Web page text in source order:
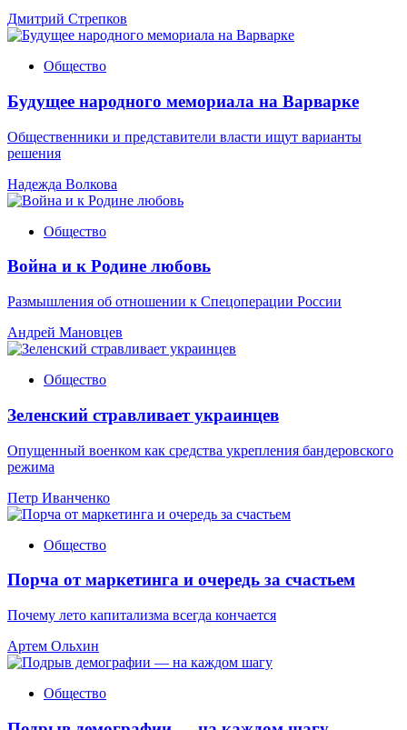
Дмитрий Стрепков
Общество
Будущее народного мемориала на Варварке
Общественники и представители власти ищут варианты
решения
Надежда Волкова
Общество
Война и к Родине любовь
Размышления об отношении к Спецоперации России
Андрей Мановцев
Общество
Зеленский стравливает украинцев
Опущенный военком как средства укрепления бандеровского
режима
Петр Иванченко
Общество
Порча от маркетинга и очередь за счастьем
Почему лето капитализма всегда кончается
Артем Ольхин
Общество